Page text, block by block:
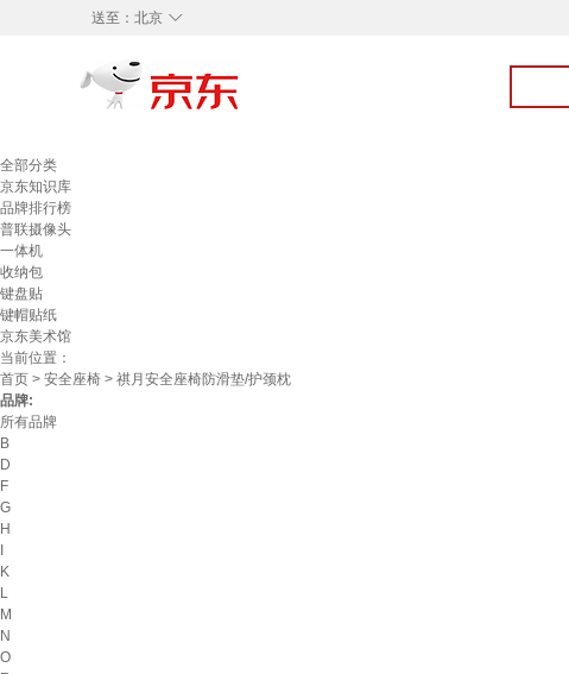
◇
送至： 北京
全部分类
京东知识库
品牌排行榜
普联摄像头
一体机
收纳包
键盘贴
键帽贴纸
京东美术馆
当前位置：
首页 > 安全座椅 > 祺月安全座椅防滑垫/护颈枕
品牌:
所有品牌
B
D
F
G
H
K
L
M
N
O